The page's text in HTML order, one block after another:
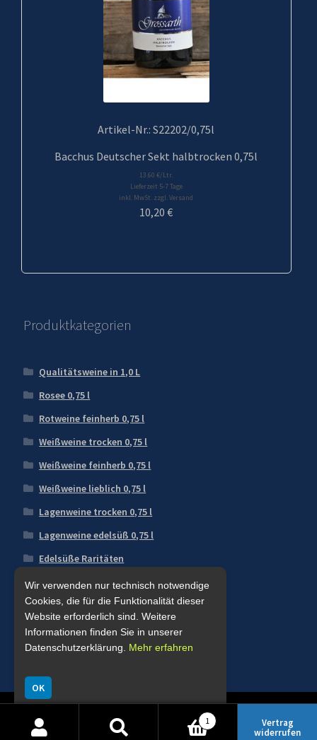
Artikel-Nr.: S22202/0,75l
Bacchus Deutscher Sekt halbtrocken 0,75l
13.60 €/Ltr.
Lieferzeit 5-7 Tage
inkl. MwSt. zzgl. Versand
10,20€
Produktkategorien
Qualitätsweine in 1,0 L
Rosee 0,75 l
Rotweine feinherb 0,75 l
Weißweine trocken 0,75 l
Weißweine feinherb 0,75 l
Weißweine lieblich 0,75 l
Lagenweine trocken 0,75 l
Lagenweine edelsüß 0,75 l
Edelsüße Raritäten
Deutscher Perlwein mit Kohlensäure
Winzersekte
Grossarth's - Spezialitäten
Edelbrände
Liköre
Suche
Suchen
1
Vertrag
widerrufen
Wir verwenden nur technisch notwendige
Cookies, die für die Funktionalität dieser
Website erforderlich sind. Weitere
Informationen finden Sie in unserer
Datenschutzerklärung.
Mehr erfahren
OK